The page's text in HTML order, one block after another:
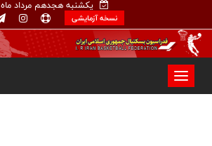
یکشنبه هجدهم مرداد ماه
نسخه آزمایشی